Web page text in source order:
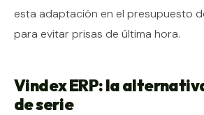
esta adaptación en el presupuesto
para evitar prisas de última hora.
Vindex ERP: la
de serie